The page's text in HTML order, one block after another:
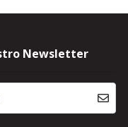
Newsletter